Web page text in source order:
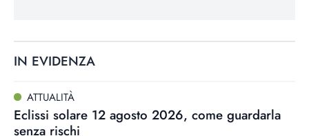
IN EVIDENZA
ATTUALITÀ
Eclissi solare 12 agosto 2026, come guardarla
senza rischi